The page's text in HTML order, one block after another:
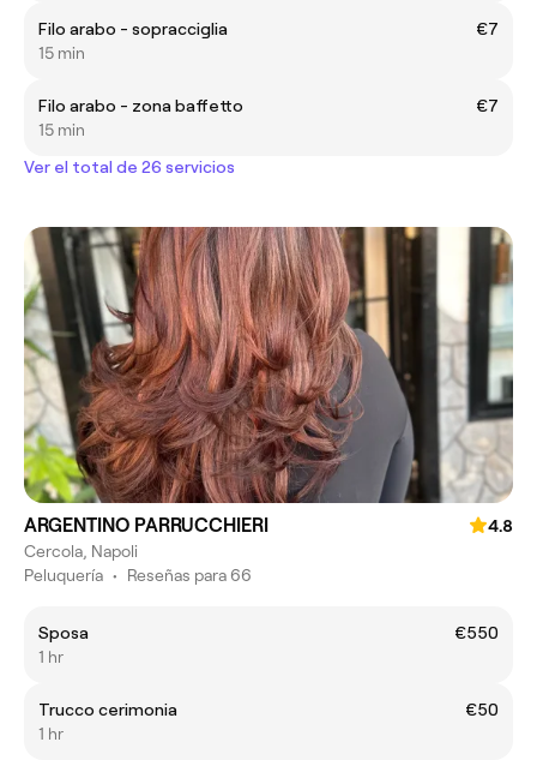
Filo arabo - sopracciglia
€7
15 min
Filo arabo - zona baffetto
€7
15 min
Ver el total de 26 servicios
ARGENTINO PARRUCCHIERI
4.8
Cercola, Napoli
Peluquería • Reseñas para 66
Sposa
€550
1 hr
Trucco cerimonia
€50
1 hr